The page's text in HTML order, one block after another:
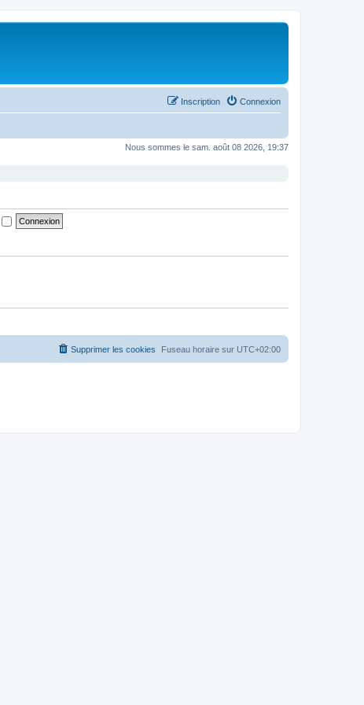
Connexion
Inscription
Nous sommes le sam. août 08 2026, 19:37
Fuseau horaire sur UTC+02:00
Supprimer les cookies